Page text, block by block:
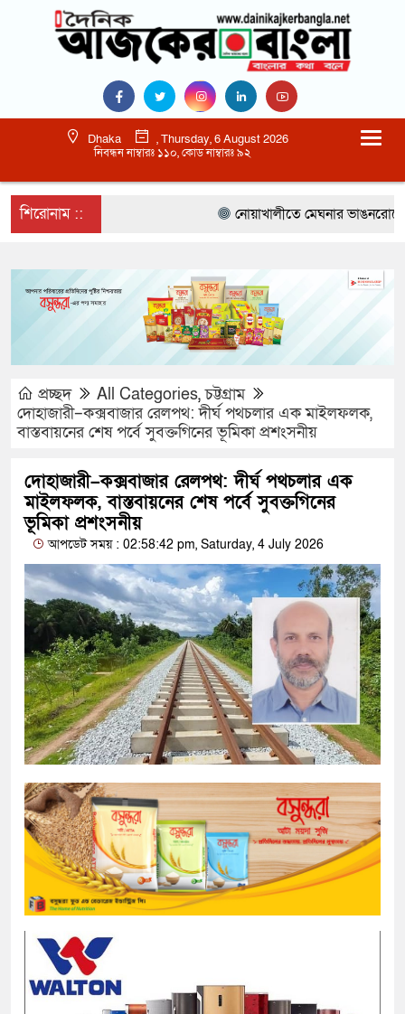
Dhaka
, Thursday, 6 August 2026
নিবন্ধন নাম্বারঃ ১১০, কোড নাম্বারঃ ৯২
শিরোনাম :: নোয়াখালীতে মেঘনার ভাঙনরোধে
প্রচ্ছদ All Categories,চট্টগ্রাম
দোহাজারী–কক্সবাজার রেলপথ: দীর্ঘ পথচলার এক মাইলফলক,
বাস্তবায়নের শেষ পর্বে সুবক্তগিনের ভূমিকা প্রশংসনীয়
দোহাজারী–কক্সবাজার রেলপথ: দীর্ঘ পথচলার এক
মাইলফলক, বাস্তবায়নের শেষ পর্বে সুবক্তগিনের
ভূমিকা প্রশংসনীয়
আপডেট সময় : 02:58:42 pm, Saturday, 4 July 2026